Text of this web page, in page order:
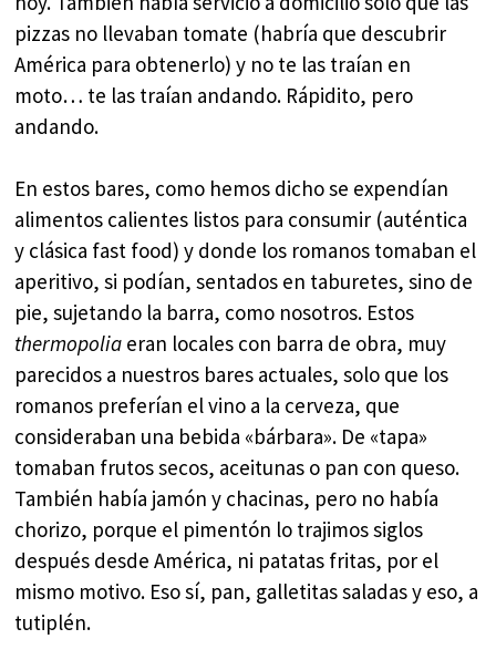
pizzas no llevaban tomate (habría que descubrir
América para obtenerlo) y no te las traían en
moto… te las traían andando. Rápidito, pero
andando.
En estos bares, como hemos dicho se expendían
alimentos calientes listos para consumir (auténtica
y clásica fast food) y donde los romanos tomaban el
aperitivo, si podían, sentados en taburetes, sino de
pie, sujetando la barra, como nosotros. Estos
thermopolia eran locales con barra de obra, muy
parecidos a nuestros bares actuales, solo que los
romanos preferían el vino a la cerveza, que
consideraban una bebida «bárbara». De «tapa»
tomaban frutos secos, aceitunas o pan con queso.
También había jamón y chacinas, pero no había
chorizo, porque el pimentón lo trajimos siglos
después desde América, ni patatas fritas, por el
mismo motivo. Eso sí, pan, galletitas saladas y eso, a
tutiplén.